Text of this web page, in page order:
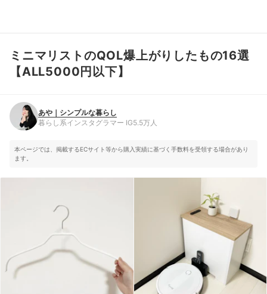
あや｜シンプルな暮らし
暮らし系インスタグラマー IG5.5万人
ミニマリストのQOL爆上がりしたもの16選
【ALL5000円以下】
あや｜シンプルな暮らし
暮らし系インスタグラマー IG5.5万人
本ページでは、掲載するECサイト等から購入実績に基づく手数料を受領する場合があり
ます。